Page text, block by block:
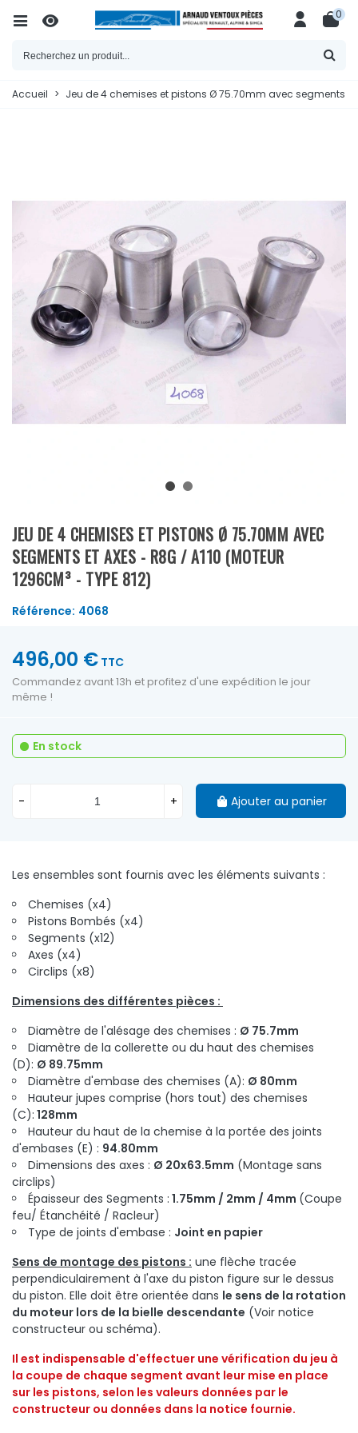
0
Accueil > Jeu de 4 chemises et pistons Ø 75.70mm avec segments et
JEU DE 4 CHEMISES ET PISTONS Ø 75.70MM AVEC
SEGMENTS ET AXES - R8G / A110 (MOTEUR
1296CM³ - TYPE 812)
Référence: 4068
Les ensembles sont fournis avec les éléments suivants :
Chemises (x4)
Pistons Bombés (x4)
Segments (x12)
Axes (x4)
Circlips (x8)
Dimensions des différentes pièces :
Diamètre de l'alésage des chemises : Ø 75.7mm
Diamètre de la collerette ou du haut des chemises
(D): Ø 89.75mm
Diamètre d'embase des chemises (A): Ø 80mm
Hauteur jupes comprise (hors tout) des chemises
(C): 128mm
Hauteur du haut de la chemise à la portée des joints
d'embases (E) : 94.80mm
Dimensions des axes : Ø 20x63.5mm (Montage sans
circlips)
Épaisseur des Segments : 1.75mm / 2mm / 4mm (Coupe
feu/ Étanchéité / Racleur)
Type de joints d'embase : Joint en papier
Sens de montage des pistons : une flèche tracée
perpendiculairement à l'axe du piston figure sur le dessus
du piston. Elle doit être orientée dans le sens de la rotation
du moteur lors de la bielle descendante (Voir notice
constructeur ou schéma).
Il est indispensable d'effectuer une vérification du jeu à
la coupe de chaque segment avant leur mise en place
sur les pistons, selon les valeurs données par le
constructeur ou données dans la notice fournie.
496,00 € TTC
Commandez avant 13h et profitez d'une expédition le jour
même !
En stock
- + Ajouter au panier